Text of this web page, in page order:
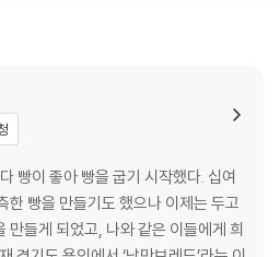
적과 반죽 양
빵이 좋아 빵을 굽기 시작했다. 십여
한 빵을 만들기도 했으나 이제는 두고
만들게 되었고, 나와 같은 이들에게 희